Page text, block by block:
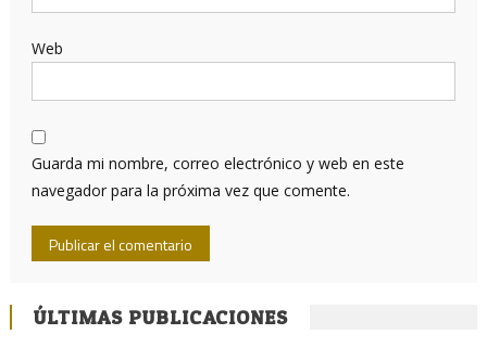
Web
Guarda mi nombre, correo electrónico y web en este
navegador para la próxima vez que comente.
ÚLTIMAS PUBLICACIONES